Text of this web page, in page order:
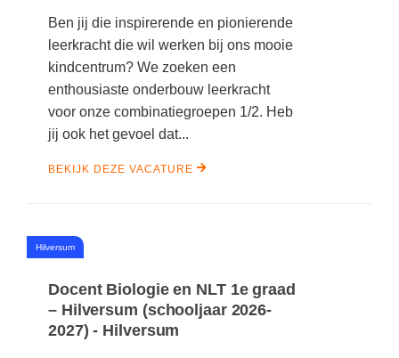
Ben jij die inspirerende en pionierende
leerkracht die wil werken bij ons mooie
kindcentrum? We zoeken een
enthousiaste onderbouw leerkracht
voor onze combinatiegroepen 1/2. Heb
jij ook het gevoel dat...
BEKIJK DEZE VACATURE
Hilversum
Docent Biologie en NLT 1e graad
– Hilversum (schooljaar 2026-
2027) - Hilversum